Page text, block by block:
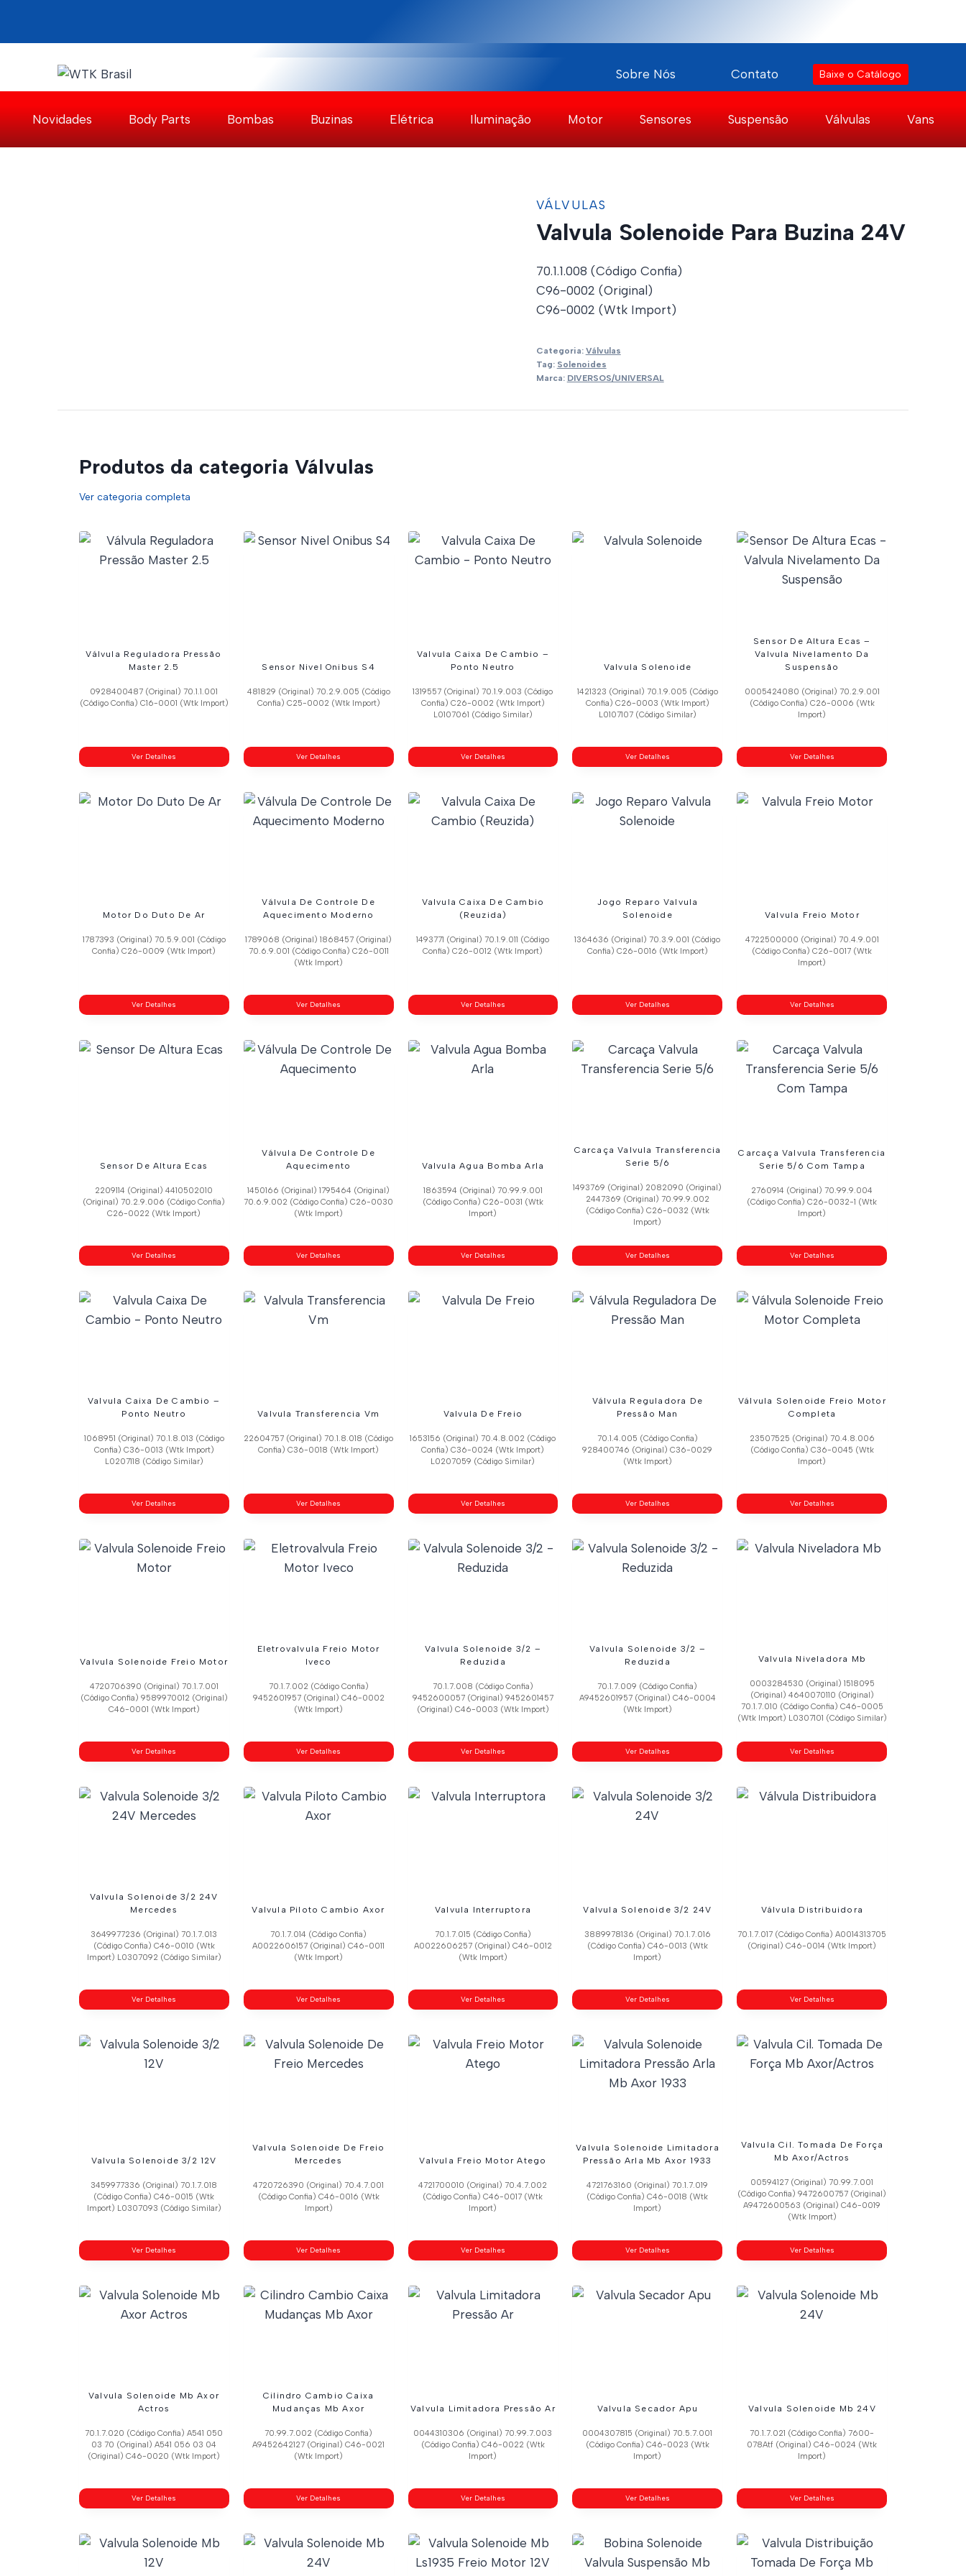
o
Sobre Nós Contato Baixe o Catálogo
Novidades Body Parts Bombas Buzinas Elétrica Iluminação Motor Sensores Suspensão Válvulas Vans
VÁLVULAS
Valvula Solenoide Para Buzina 24V
70.1.1.008 (Código Confia)
C96-0002 (Original)
C96-0002 (Wtk Import)
Categoria: Válvulas
Tag: Solenoides
Marca: DIVERSOS/UNIVERSAL
Produtos da categoria Válvulas
Ver categoria completa
Válvula Reguladora Pressão
Master 2.5
0928400487 (Original) 70.1.1.001
(Código Confia) C16-0001 (Wtk Import)
Ver Detalhes
Sensor Nivel Onibus S4
481829 (Original) 70.2.9.005 (Código
Confia) C25-0002 (Wtk Import)
Ver Detalhes
Valvula Caixa De Cambio –
Ponto Neutro
1319557 (Original) 70.1.9.003 (Código
Confia) C26-0002 (Wtk Import)
L0107061 (Código Similar)
Ver Detalhes
Valvula Solenoide
1421323 (Original) 70.1.9.005 (Código
Confia) C26-0003 (Wtk Import)
L0107107 (Código Similar)
Ver Detalhes
Sensor De Altura Ecas –
Valvula Nivelamento Da
Suspensão
0005424080 (Original) 70.2.9.001
(Código Confia) C26-0006 (Wtk
Import)
Ver Detalhes
Motor Do Duto De Ar
1787393 (Original) 70.5.9.001 (Código
Confia) C26-0009 (Wtk Import)
Ver Detalhes
Válvula De Controle De
Aquecimento Moderno
1789068 (Original) 1868457 (Original)
70.6.9.001 (Código Confia) C26-0011
(Wtk Import)
Ver Detalhes
Valvula Caixa De Cambio
(Reuzida)
1493771 (Original) 70.1.9.011 (Código
Confia) C26-0012 (Wtk Import)
Ver Detalhes
Jogo Reparo Valvula
Solenoide
1364636 (Original) 70.3.9.001 (Código
Confia) C26-0016 (Wtk Import)
Ver Detalhes
Valvula Freio Motor
4722500000 (Original) 70.4.9.001
(Código Confia) C26-0017 (Wtk
Import)
Ver Detalhes
Sensor De Altura Ecas
2209114 (Original) 4410502010
(Original) 70.2.9.006 (Código Confia)
C26-0022 (Wtk Import)
Ver Detalhes
Válvula De Controle De
Aquecimento
1450166 (Original) 1795464 (Original)
70.6.9.002 (Código Confia) C26-0030
(Wtk Import)
Ver Detalhes
Valvula Agua Bomba Arla
1863594 (Original) 70.99.9.001
(Código Confia) C26-0031 (Wtk
Import)
Ver Detalhes
Carcaça Valvula Transferencia
Serie 5/6
1493769 (Original) 2082090 (Original)
2447369 (Original) 70.99.9.002
(Código Confia) C26-0032 (Wtk
Import)
Ver Detalhes
Carcaça Valvula Transferencia
Serie 5/6 Com Tampa
2760914 (Original) 70.99.9.004
(Código Confia) C26-0032-1 (Wtk
Import)
Ver Detalhes
Valvula Caixa De Cambio –
Ponto Neutro
1068951 (Original) 70.1.8.013 (Código
Confia) C36-0013 (Wtk Import)
L0207118 (Código Similar)
Ver Detalhes
Valvula Transferencia Vm
22604757 (Original) 70.1.8.018 (Código
Confia) C36-0018 (Wtk Import)
Ver Detalhes
Valvula De Freio
1653156 (Original) 70.4.8.002 (Código
Confia) C36-0024 (Wtk Import)
L0207059 (Código Similar)
Ver Detalhes
Válvula Reguladora De
Pressão Man
70.1.4.005 (Código Confia)
928400746 (Original) C36-0029
(Wtk Import)
Ver Detalhes
Válvula Solenoide Freio Motor
Completa
23507525 (Original) 70.4.8.006
(Código Confia) C36-0045 (Wtk
Import)
Ver Detalhes
Valvula Solenoide Freio Motor
4720706390 (Original) 70.1.7.001
(Código Confia) 9589970012 (Original)
C46-0001 (Wtk Import)
Ver Detalhes
Eletrovalvula Freio Motor
Iveco
70.1.7.002 (Código Confia)
9452601957 (Original) C46-0002
(Wtk Import)
Ver Detalhes
Valvula Solenoide 3/2 –
Reduzida
70.1.7.008 (Código Confia)
9452600057 (Original) 9452601457
(Original) C46-0003 (Wtk Import)
Ver Detalhes
Valvula Solenoide 3/2 –
Reduzida
70.1.7.009 (Código Confia)
A9452601957 (Original) C46-0004
(Wtk Import)
Ver Detalhes
Valvula Niveladora Mb
0003284530 (Original) 1518095
(Original) 4640070110 (Original)
70.1.7.010 (Código Confia) C46-0005
(Wtk Import) L0307101 (Código Similar)
Ver Detalhes
Valvula Solenoide 3/2 24V
Mercedes
3649977236 (Original) 70.1.7.013
(Código Confia) C46-0010 (Wtk
Import) L0307092 (Código Similar)
Ver Detalhes
Valvula Piloto Cambio Axor
70.1.7.014 (Código Confia)
A0022606157 (Original) C46-0011
(Wtk Import)
Ver Detalhes
Valvula Interruptora
70.1.7.015 (Código Confia)
A0022606257 (Original) C46-0012
(Wtk Import)
Ver Detalhes
Valvula Solenoide 3/2 24V
3889978136 (Original) 70.1.7.016
(Código Confia) C46-0013 (Wtk
Import)
Ver Detalhes
Válvula Distribuidora
70.1.7.017 (Código Confia) A0014313705
(Original) C46-0014 (Wtk Import)
Ver Detalhes
Valvula Solenoide 3/2 12V
3459977336 (Original) 70.1.7.018
(Código Confia) C46-0015 (Wtk
Import) L0307093 (Código Similar)
Ver Detalhes
Valvula Solenoide De Freio
Mercedes
4720726390 (Original) 70.4.7.001
(Código Confia) C46-0016 (Wtk
Import)
Ver Detalhes
Valvula Freio Motor Atego
4721700010 (Original) 70.4.7.002
(Código Confia) C46-0017 (Wtk
Import)
Ver Detalhes
Valvula Solenoide Limitadora
Pressão Arla Mb Axor 1933
4721763160 (Original) 70.1.7.019
(Código Confia) C46-0018 (Wtk
Import)
Ver Detalhes
Valvula Cil. Tomada De Força
Mb Axor/Actros
00594127 (Original) 70.99.7.001
(Código Confia) 9472600757 (Original)
A9472600563 (Original) C46-0019
(Wtk Import)
Ver Detalhes
Valvula Solenoide Mb Axor
Actros
70.1.7.020 (Código Confia) A541 050
03 70 (Original) A541 056 03 04
(Original) C46-0020 (Wtk Import)
Ver Detalhes
Cilindro Cambio Caixa
Mudanças Mb Axor
70.99.7.002 (Código Confia)
A9452642127 (Original) C46-0021
(Wtk Import)
Ver Detalhes
Valvula Limitadora Pressão Ar
0044310306 (Original) 70.99.7.003
(Código Confia) C46-0022 (Wtk
Import)
Ver Detalhes
Valvula Secador Apu
0004307815 (Original) 70.5.7.001
(Código Confia) C46-0023 (Wtk
Import)
Ver Detalhes
Valvula Solenoide Mb 24V
70.1.7.021 (Código Confia) 7600-
078Atf (Original) C46-0024 (Wtk
Import)
Ver Detalhes